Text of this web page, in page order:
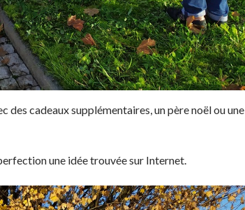
des cadeaux supplémentaires, un père noël ou une
une idée trouvée sur Internet.